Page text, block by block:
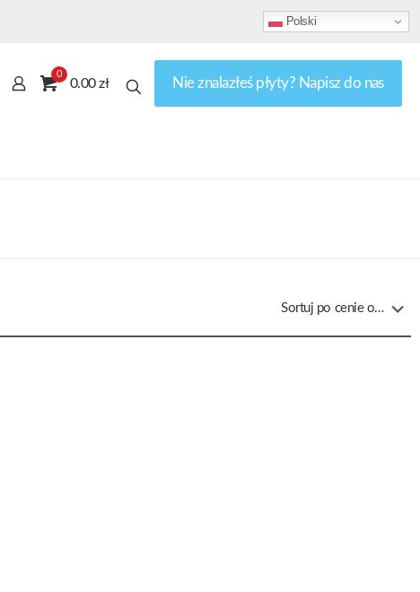
Polski
0
0.00 zł Nie znalazłeś płyty? Napisz do nas